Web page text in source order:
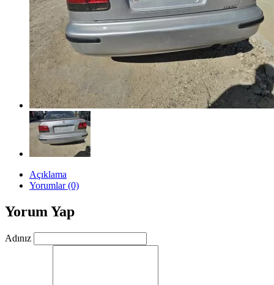
Açıklama
Yorumlar (0)
Yorum Yap
Adınız